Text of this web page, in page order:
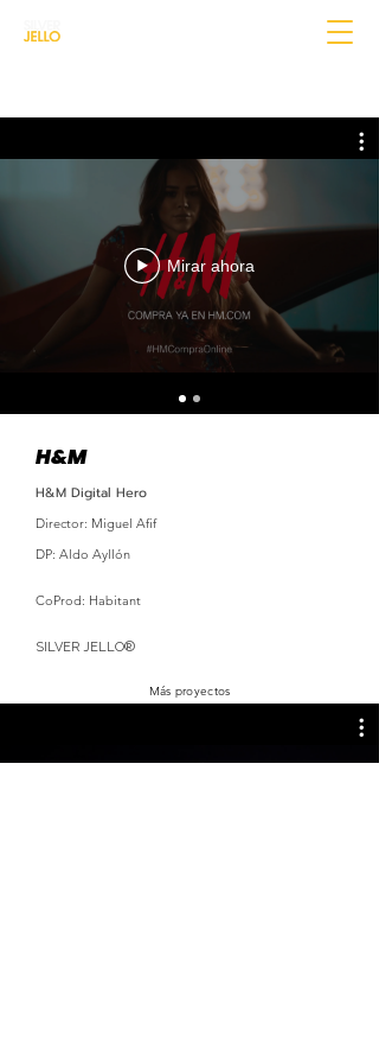
Mirar ahora
H&M
H&M Digital Hero
Director: Miguel Afif
DP: Aldo Ayllón
CoProd: Habitant​
SILVER JELLO®
​Más proyectos